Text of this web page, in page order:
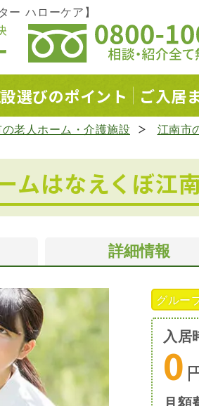
ー ハローケア】
選びのポイント ご入居
老人ホーム・介護施設
江南市
ムはなえくぼ江
詳細情報
グルー
入居
0